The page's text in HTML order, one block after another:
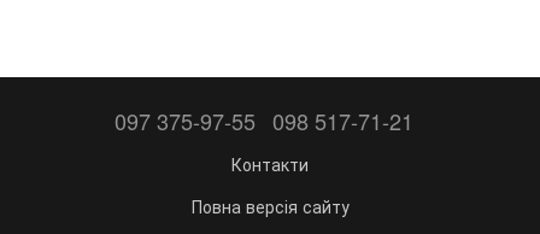
097 375-97-55 098 517-71-21
Контакти
Повна версія сайту